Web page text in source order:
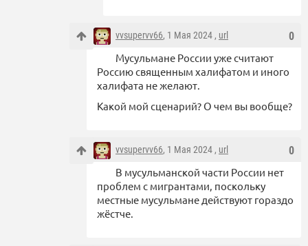
0
vvsupervv66, 1 Мая 2024 , url
Мусульмане России уже считают
Россию священным халифатом и иного
халифата не желают.
Какой мой сценарий? О чем вы вообще?
0
vvsupervv66, 1 Мая 2024 , url
В мусульманской части России нет
проблем с мигрантами, поскольку
местные мусульмане действуют гораздо
жёстче.